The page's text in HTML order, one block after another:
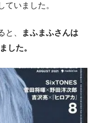
ていました。
と、
まふまふさんは
した。